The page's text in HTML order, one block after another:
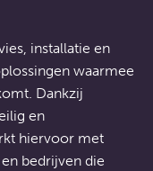
installatie en
waarmee
Dankzij
en
hiervoor met
bedrijven die